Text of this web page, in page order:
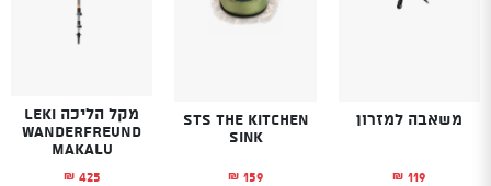
משאבה למזרון
₪ 119
STS The Kitchen
Sink
₪ 159
מקל הליכה LEKI
WANDERFREUND
MAKALU
₪ 425